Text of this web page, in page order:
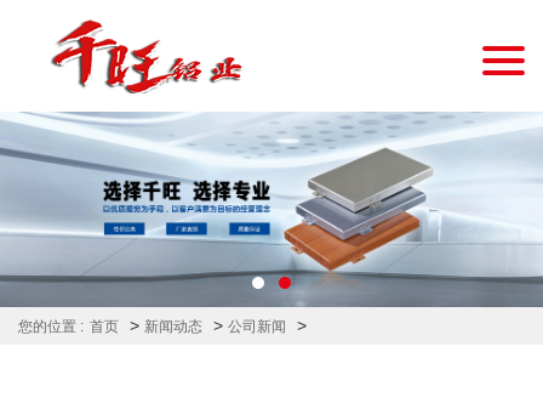
您的位置 : 首页 > 新闻动态 > 公司新闻 >